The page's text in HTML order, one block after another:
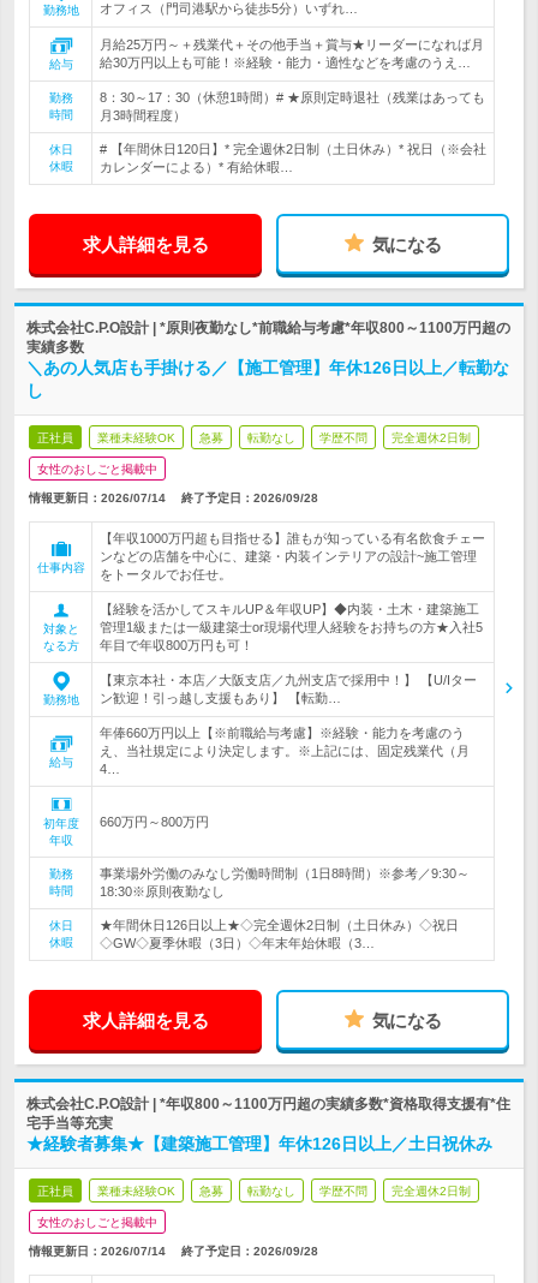
勤務地
オフィス（門司港駅から徒歩5分）いずれ…
給与
月給25万円～＋残業代＋その他手当＋賞与★リーダーになれば月
給30万円以上も可能！※経験・能力・適性などを考慮のうえ…
勤務
時間
8：30～17：30（休憩1時間）# ★原則定時退社（残業はあっても
月3時間程度）
休日
休暇
# 【年間休日120日】* 完全週休2日制（土日休み）* 祝日（※会社
カレンダーによる）* 有給休暇…
求人詳細を見る 気になる
株式会社C.P.O設計 | *原則夜勤なし*前職給与考慮*年収800～1100万円超の
実績多数
＼あの人気店も手掛ける／【施工管理】年休126日以上／転勤な
し
正社員 業種未経験OK 急募 転勤なし 学歴不問 完全週休2日制
女性のおしごと掲載中
情報更新日：2026/07/14 終了予定日： 2026/09/28
仕事内容
【年収1000万円超も目指せる】誰もが知っている有名飲食チェー
ンなどの店舗を中心に、建築・内装インテリアの設計~施工管理
をトータルでお任せ。
対象と
なる方
【経験を活かしてスキルUP＆年収UP】◆内装・土木・建築施工
管理1級または一級建築士or現場代理人経験をお持ちの方★入社5
年目で年収800万円も可！
勤務地
【東京本社・本店／大阪支店／九州支店で採用中！】 【U/Iター
ン歓迎！引っ越し支援もあり】 【転勤…
給与
年俸660万円以上【※前職給与考慮】※経験・能力を考慮のう
え、当社規定により決定します。※上記には、固定残業代（月
4…
初年度
年収
660万円～800万円
勤務
時間
事業場外労働のみなし労働時間制（1日8時間）※参考／9:30～
18:30※原則夜勤なし
休日
休暇
★年間休日126日以上★◇完全週休2日制（土日休み）◇祝日
◇GW◇夏季休暇（3日）◇年末年始休暇（3…
求人詳細を見る 気になる
株式会社C.P.O設計 | *年収800～1100万円超の実績多数*資格取得支援有*住
宅手当等充実
★経験者募集★【建築施工管理】年休126日以上／土日祝休み
正社員 業種未経験OK 急募 転勤なし 学歴不問 完全週休2日制
女性のおしごと掲載中
情報更新日：2026/07/14 終了予定日： 2026/09/28